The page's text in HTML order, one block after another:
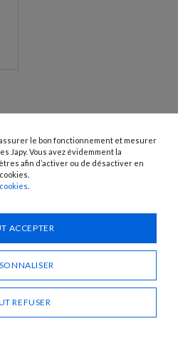
- CS80015 - FR-25460 ÉTUPES
le bon fonctionnement et mesurer
Japy. Vous avez évidemment la
afin d’activer ou de désactiver en
ACCEPTER
REFUSER